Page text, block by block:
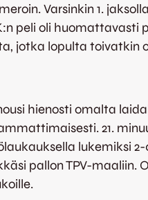
Varsinkin 1.
peli oli huomattavasti
jotka lopulta toivatkin
hienosti omalta
21.
lukemiksi
pallon TPV-maaliin.